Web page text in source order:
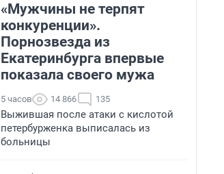
«Мужчины не терпят
конкуренции».
Порнозвезда из
Екатеринбурга впервые
показала своего мужа
5 часов 14 866 135
Выжившая после атаки с кислотой
петербурженка выписалась из
больницы